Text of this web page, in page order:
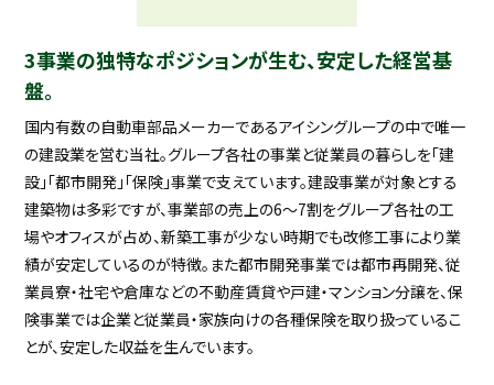
3事業の独特なポジションが生む、安定した経営基
盤。
国内有数の自動車部品メーカーであるアイシングループの中で唯一
の建設業を営む当社。グループ各社の事業と従業員の暮らしを「建
設」「都市開発」「保険」事業で支えています。建設事業が対象とする
建築物は多彩ですが、事業部の売上の6～7割をグループ各社の工
場やオフィスが占め、新築工事が少ない時期でも改修工事により業
績が安定しているのが特徴。また都市開発事業では都市再開発、従
業員寮・社宅や倉庫などの不動産賃貸や戸建・マンション分譲を、保
険事業では企業と従業員・家族向けの各種保険を取り扱っているこ
とが、安定した収益を生んでいます。